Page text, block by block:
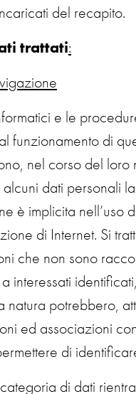
del recapito.
trattati:
e le
funzionamento di
nel corso del loro
dati personali
è implicita nell’uso
di Internet. Si
che non sono
interessati
natura potrebbero,
ed associazioni
di
di dati